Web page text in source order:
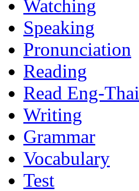
Watching
Speaking
Pronunciation
Reading
Read Eng-Thai
Writing
Grammar
Vocabulary
Test